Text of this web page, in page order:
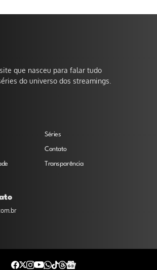
que nasceu para falar tudo
do universo dos streamings.
Séries
Contato
Transparência